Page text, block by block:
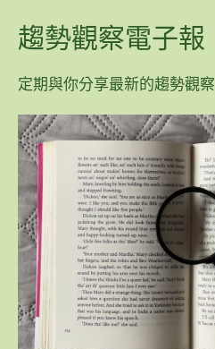
趨勢觀察電子報
定期與你分享最新的趨勢觀察